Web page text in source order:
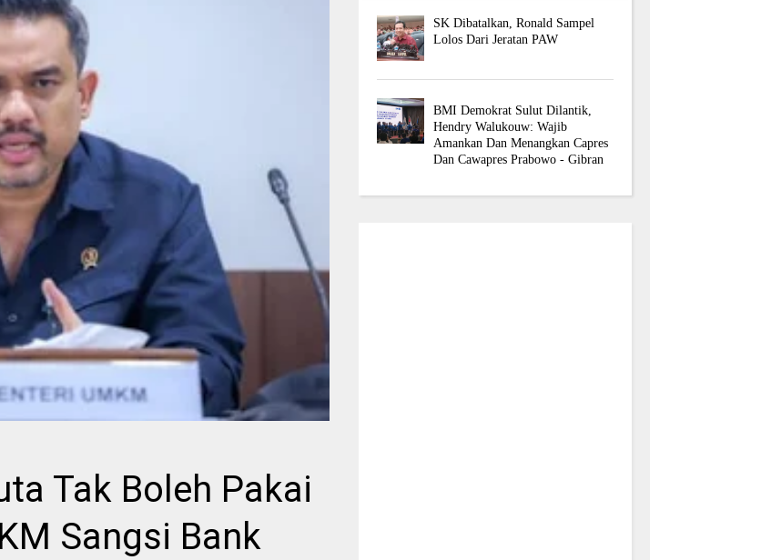
Tak Boleh Pakai
Sangsi Bank
SK Dibatalkan, Ronald Sampel
Lolos Dari Jeratan PAW
BMI Demokrat Sulut Dilantik,
Hendry Walukouw: Wajib
Amankan Dan Menangkan Capres
Dan Cawapres Prabowo - Gibran